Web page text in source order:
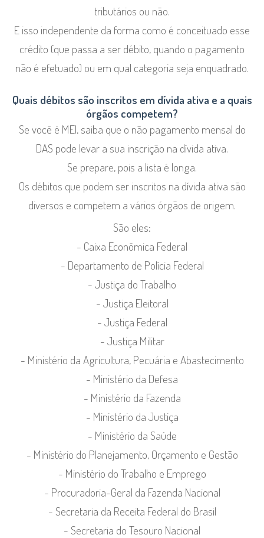
tributários ou não.
E isso independente da forma como é conceituado esse
crédito (que passa a ser débito, quando o pagamento
não é efetuado) ou em qual categoria seja enquadrado.
Quais débitos são inscritos em dívida ativa e a quais
órgãos competem?
Se você é MEI, saiba que o não pagamento mensal do
DAS pode levar a sua inscrição na dívida ativa.
Se prepare, pois a lista é longa.
Os débitos que podem ser inscritos na dívida ativa são
diversos e competem a vários órgãos de origem.
São eles:
- Caixa Econômica Federal
- Departamento de Polícia Federal
- Justiça do Trabalho
- Justiça Eleitoral
- Justiça Federal
- Justiça Militar
- Ministério da Agricultura, Pecuária e Abastecimento
- Ministério da Defesa
- Ministério da Fazenda
- Ministério da Justiça
- Ministério da Saúde
- Ministério do Planejamento, Orçamento e Gestão
- Ministério do Trabalho e Emprego
- Procuradoria-Geral da Fazenda Nacional
- Secretaria da Receita Federal do Brasil
- Secretaria do Tesouro Nacional